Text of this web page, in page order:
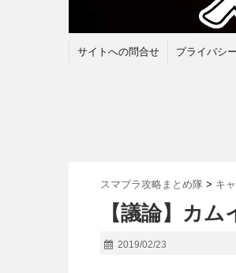
サイトへの問合せ プライバシ
スマブラ攻略まとめ隊 > キ
【議論】カ
2019/02/23